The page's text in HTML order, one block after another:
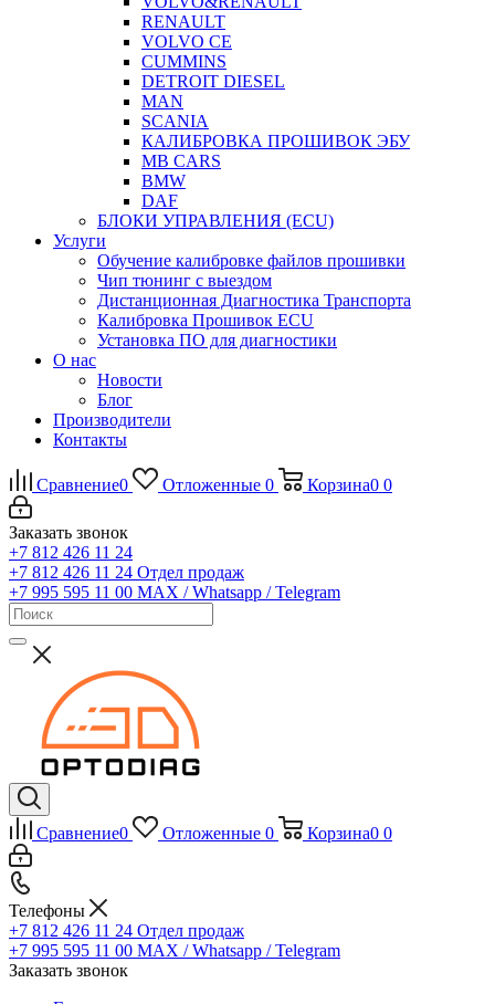
RENAULT
VOLVO CE
CUMMINS
DETROIT DIESEL
MAN
SCANIA
КАЛИБРОВКА ПРОШИВОК ЭБУ
MB CARS
BMW
DAF
БЛОКИ УПРАВЛЕНИЯ (ECU)
Услуги
Обучение калибровке файлов прошивки
Чип тюнинг с выездом
Дистанционная Диагностика Транспорта
Калибровка Прошивок ECU
Установка ПО для диагностики
О нас
Новости
Блог
Производители
Контакты
Сравнение0 Отложенные 0 Корзина0 0
Заказать звонок
+7 812 426 11 24
+7 812 426 11 24 Отдел продаж
+7 995 595 11 00 MAX / Whatsapp / Telegram
Сравнение0 Отложенные 0 Корзина0 0
Телефоны
+7 812 426 11 24 Отдел продаж
+7 995 595 11 00 MAX / Whatsapp / Telegram
Заказать звонок